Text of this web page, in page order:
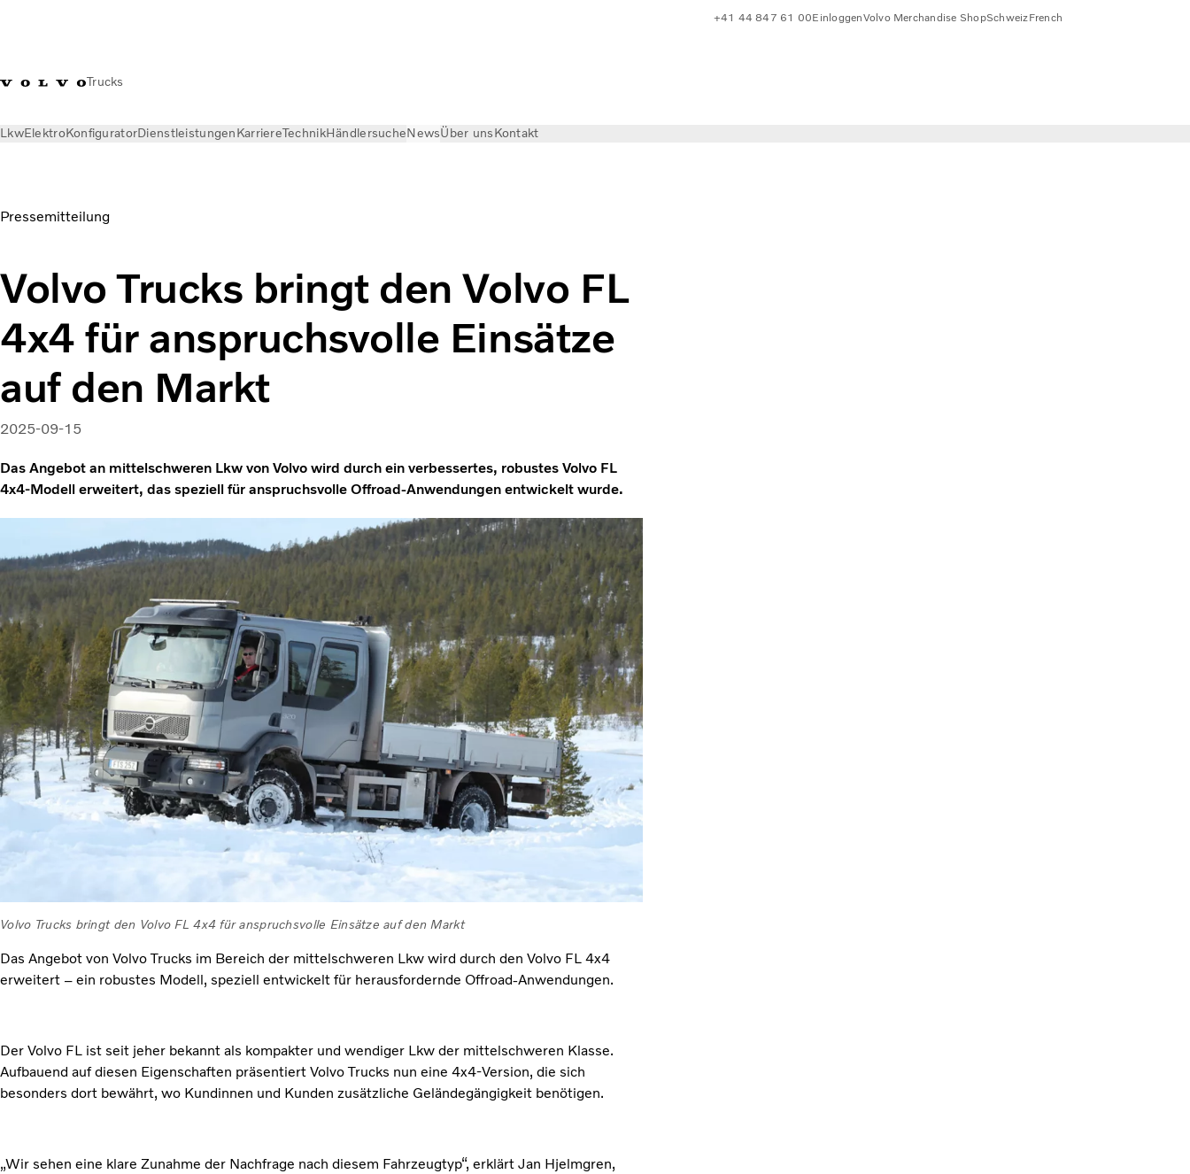
Trucks
+41 44 847 61 00EinloggenVolvo Merchandise ShopSchweizFrench
LkwElektroKonfiguratorDienstleistungenKarriereTechnikHändlersucheNewsÜber unsKontakt
Pressemitteilung
Volvo Trucks bringt den Volvo FL
4x4 für anspruchsvolle Einsätze
auf den Markt
2025-09-15
Das Angebot an mittelschweren Lkw von Volvo wird durch ein verbessertes, robustes Volvo FL
4x4-Modell erweitert, das speziell für anspruchsvolle Offroad-Anwendungen entwickelt wurde.
Volvo Trucks bringt den Volvo FL 4x4 für anspruchsvolle Einsätze auf den Markt
Das Angebot von Volvo Trucks im Bereich der mittelschweren Lkw wird durch den Volvo FL 4x4
erweitert – ein robustes Modell, speziell entwickelt für herausfordernde Offroad-Anwendungen.
Der Volvo FL ist seit jeher bekannt als kompakter und wendiger Lkw der mittelschweren Klasse.
Aufbauend auf diesen Eigenschaften präsentiert Volvo Trucks nun eine 4x4-Version, die sich
besonders dort bewährt, wo Kundinnen und Kunden zusätzliche Geländegängigkeit benötigen.
„Wir sehen eine klare Zunahme der Nachfrage nach diesem Fahrzeugtyp“, erklärt Jan Hjelmgren,